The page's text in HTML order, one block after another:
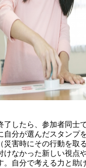
了したら、参加者同士
自分が選んだスタンプ
災害時にその行動を取
けなかった新しい視点
。自分で考える力と助